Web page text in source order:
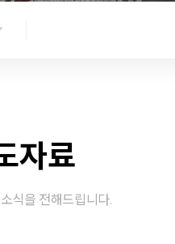
자료
식을 전해드립니다.